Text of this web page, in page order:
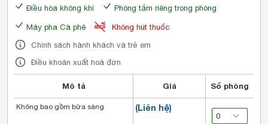
Điều hòa không khí Phòng tắm riêng trong phòng
Máy pha Cà phê
Không hút thuốc
Chính sách hành khách và trẻ em
Điều khoản xuất hoá đơn
Mô tả Giá Số phòng
(Liên hệ)
Không bao gồm bữa sáng